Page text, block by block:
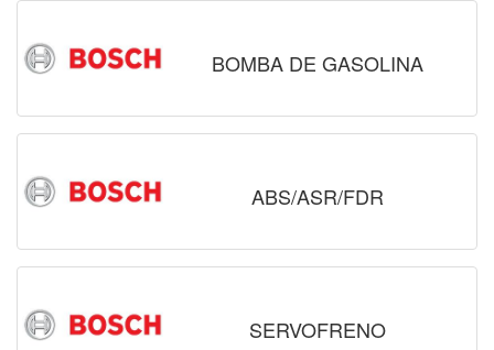
BOMBA DE GASOLINA
ABS/ASR/FDR
SERVOFRENO